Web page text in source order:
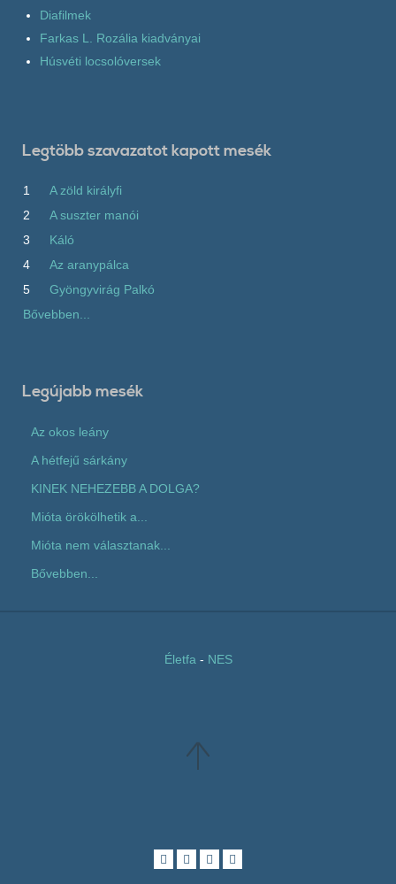
Diafilmek
Farkas L. Rozália kiadványai
Húsvéti locsolóversek
Legtöbb szavazatot kapott mesék
1
A zöld királyfi
2
A suszter manói
3
Káló
4
Az aranypálca
5
Gyöngyvirág Palkó
Bővebben...
Legújabb mesék
Az okos leány
A hétfejű sárkány
KINEK NEHEZEBB A DOLGA?
Mióta örökölhetik a...
Mióta nem választanak...
Bővebben...
Életfa - NES